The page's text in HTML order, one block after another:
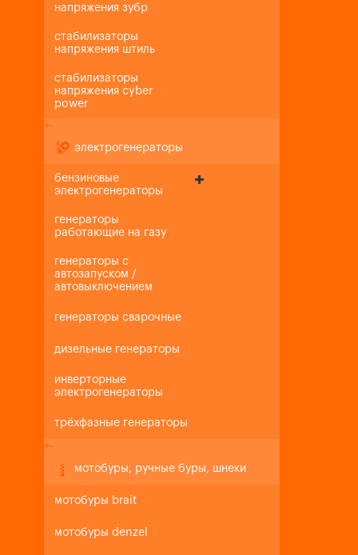
напряжения зубр
стабилизаторы
напряжения штиль
стабилизаторы
напряжения cyber
power
+-
электрогенераторы
бензиновые
электрогенераторы
генераторы
работающие на газу
генераторы с
автозапуском /
автовыключением
генераторы сварочные
дизельные генераторы
инверторные
электрогенераторы
трёхфазные генераторы
+-
мотобуры, ручные буры, шнеки
мотобуры brait
мотобуры denzel